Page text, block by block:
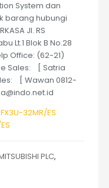
System dan
hubungi
Jl. RS
Lt.1 Blok B No.28
Office: (62-21)
Sales: [ Satria
[ Wawan 0812-
32MR/ES
PLC,